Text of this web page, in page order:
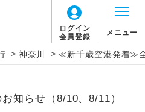
ログイン
会員登録
メニュー
> 神奈川 > ≪新千歳空港発着≫
知らせ（8/10、8/11）
ついて】
設使用料は含まれてお
が必要となります。
円、子供900円、幼児
説明
空港（駅）から復路到着空港
まで同行します。